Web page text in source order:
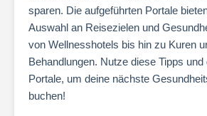
sparen. Die aufgeführten Portale
Auswahl an Reisezielen und
von Wellnesshotels bis hin zu Kuren
Behandlungen. Nutze diese Tipps und
Portale, um deine nächste
buchen!